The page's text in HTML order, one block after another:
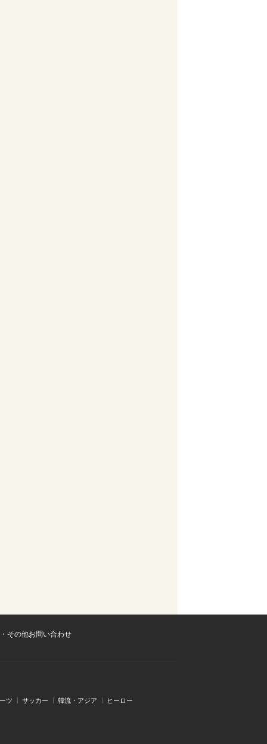
その他お問い合わせ
ツ サッカー 韓流・アジア ヒーロー